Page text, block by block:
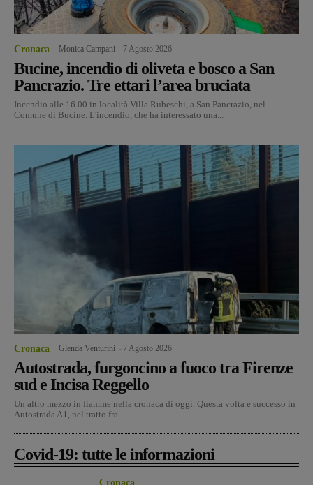
Cronaca Monica Campani 7 Agosto 2026
Bucine, incendio di oliveta e bosco a San
Pancrazio. Tre ettari l’area bruciata
Incendio alle 16.00 in località Villa Rubeschi, a San Pancrazio, nel
Comune di Bucine. L'incendio, che ha interessato una...
Cronaca Glenda Venturini 7 Agosto 2026
Autostrada, furgoncino a fuoco tra Firenze
sud e Incisa Reggello
Un altro mezzo in fiamme nella cronaca di oggi. Questa volta è successo in
Autostrada A1, nel tratto fra...
Covid-19: tutte le informazioni
Cronaca